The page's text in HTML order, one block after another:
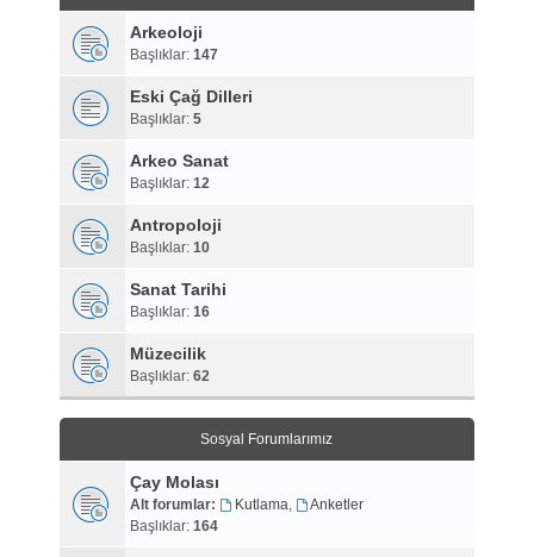
Arkeoloji
Başlıklar: 147
Eski Çağ Dilleri
Başlıklar: 5
Arkeo Sanat
Başlıklar: 12
Antropoloji
Başlıklar: 10
Sanat Tarihi
Başlıklar: 16
Müzecilik
Başlıklar: 62
Sosyal Forumlarımız
Çay Molası
Alt forumlar: Kutlama,
Anketler
Başlıklar: 164